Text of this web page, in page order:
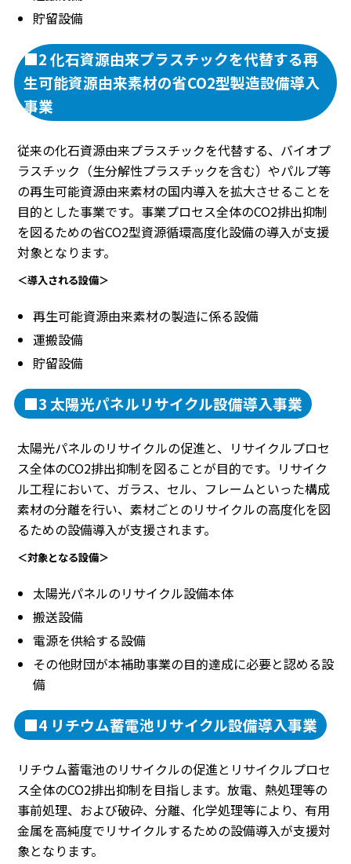
貯留設備
■2 化石資源由来プラスチックを代替する再
生可能資源由来素材の省CO2型製造設備導入
事業
従来の化石資源由来プラスチックを代替する、バイオプ
ラスチック（生分解性プラスチックを含む）やパルプ等
の再生可能資源由来素材の国内導入を拡大させることを
目的とした事業です。事業プロセス全体のCO2排出抑制
を図るための省CO2型資源循環高度化設備の導入が支援
対象となります。
＜導入される設備＞
再生可能資源由来素材の製造に係る設備
運搬設備
貯留設備
■3 太陽光パネルリサイクル設備導入事業
太陽光パネルのリサイクルの促進と、リサイクルプロセ
ス全体のCO2排出抑制を図ることが目的です。リサイク
ル工程において、ガラス、セル、フレームといった構成
素材の分離を行い、素材ごとのリサイクルの高度化を図
るための設備導入が支援されます。
＜対象となる設備＞
太陽光パネルのリサイクル設備本体
搬送設備
電源を供給する設備
その他財団が本補助事業の目的達成に必要と認める設
備
■4 リチウム蓄電池リサイクル設備導入事業
リチウム蓄電池のリサイクルの促進とリサイクルプロセ
ス全体のCO2排出抑制を目指します。放電、熱処理等の
事前処理、および破砕、分離、化学処理等により、有用
金属を高純度でリサイクルするための設備導入が支援対
象となります。